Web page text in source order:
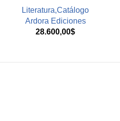
Literatura,Catálogo
Ardora Ediciones
28.600,00$